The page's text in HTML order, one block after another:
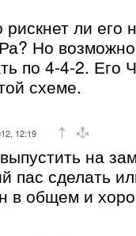
ли его
Но
по 4-4-2.
схеме.
12:19
на
пас сделать
в общем и